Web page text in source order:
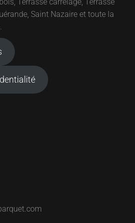
Saint Nazaire et toute la